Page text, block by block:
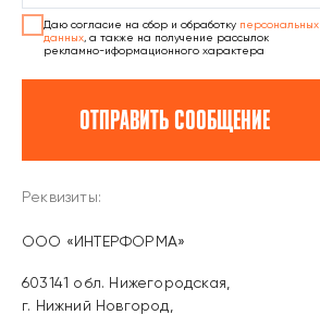
Реквизиты:
OOO «ИНТЕРФОРМА»
603141 обл. Нижегородская,
г. Нижний Новгород,
Даю согласие на сбор и обработку персональных
данных, а также на получение рассылок
рекламно-иформационного характера
ОТПРАВИТЬ СООБЩЕНИЕ